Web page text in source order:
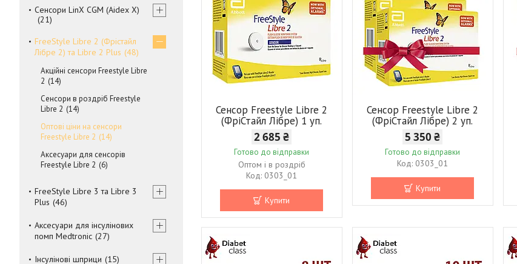
Сенсор Freestyle Libre 2
(ФріСтайл Лібре) 1 уп.
2 685 ₴
Готово до відправки
Оптом і в роздріб
0303_01
Купити
Сенсор Freestyle Libre 2
(ФріСтайл Лібре) 2 уп.
5 350 ₴
Готово до відправки
0303_01
Купити
Сенсори LinX CGM (Aidex X)
21
FreeStyle Libre 2 (Фрістайл
Лібре 2) та Libre 2 Plus 48
Акційні сенсори Freestyle Libre
2 14
Сенсори в роздріб Freestyle
Libre 2 14
Оптові ціни на сенсори
Freestyle Libre 2 14
Аксесуари для сенсорів
Freestyle Libre 2
6
FreeStyle Libre 3 та Libre 3
Plus 46
Аксесуари для інсулінових
помп Medtronic 27
Інсулінові шприци 15